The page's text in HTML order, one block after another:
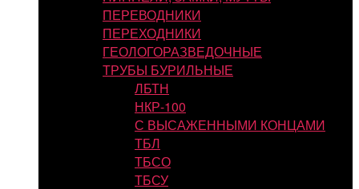
ПЕРЕВОДНИКИ
ПЕРЕХОДНИКИ
ГЕОЛОГОРАЗВЕДОЧНЫЕ
ТРУБЫ БУРИЛЬНЫЕ
ЛБТН
НКР-100
С ВЫСАЖЕННЫМИ КОНЦАМИ
ТБЛ
ТБСО
ТБСУ